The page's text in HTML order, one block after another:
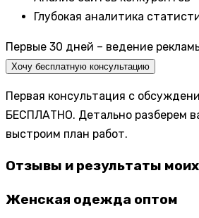
Глубокая аналитика
Первые 30 дней – ведение
Хочу бесплатную консультацию
Первая консультация с
БЕСПЛАТНО. Детально разберем
выстроим план работ.
Отзывы и результаты
Женская одежда оптом